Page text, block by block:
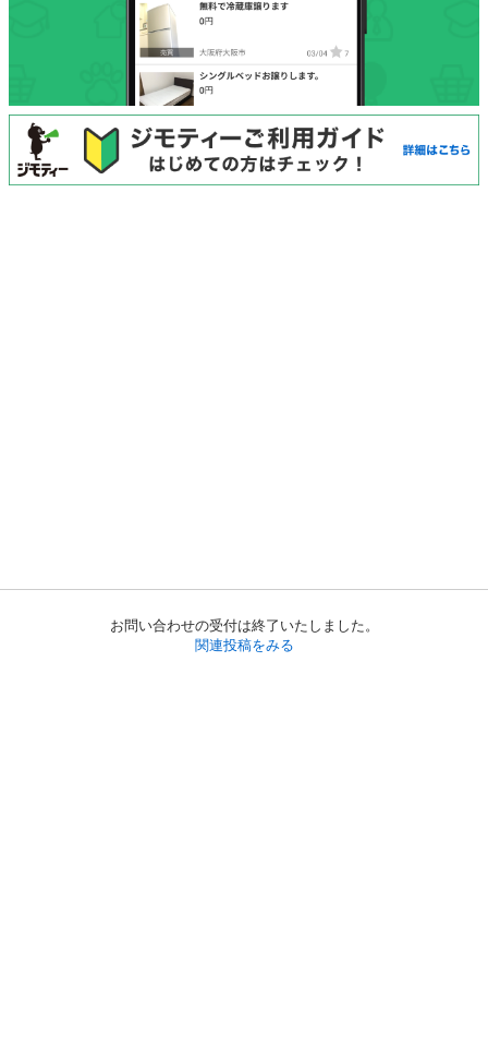
お問い合わせの受付は終了いたしました。
関連投稿をみる